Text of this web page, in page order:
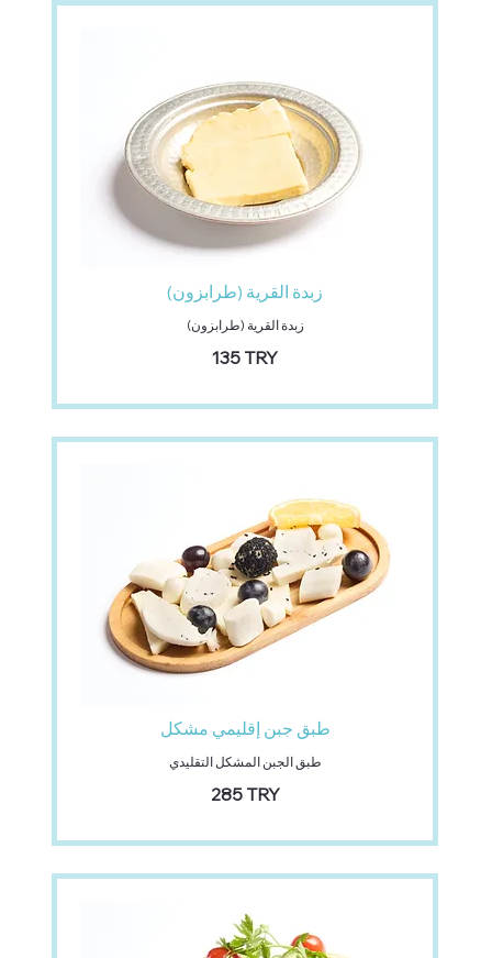
زبدة القرية (طرابزون)
زبدة القرية (طرابزون)
‏135 TRY
طبق جبن إقليمي مشكل
طبق الجبن المشكل التقليدي
‏285 TRY